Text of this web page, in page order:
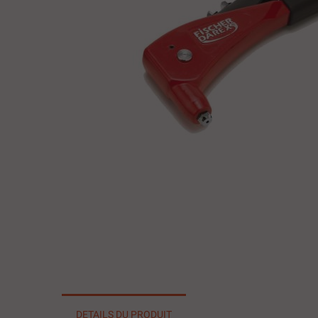
DETAILS DU PRODUIT